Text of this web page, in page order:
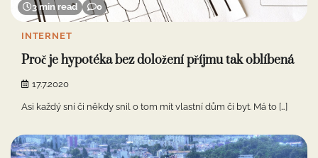
3 min read 0
INTERNET
Proč je hypotéka bez doložení příjmu tak oblíbená
17.7.2020
Asi každý sní či někdy snil o tom mít vlastní dům či byt. Má to […]